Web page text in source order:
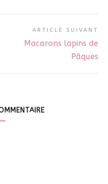
ARTICLE SUIVANT
Macarons lapins de
Pâques